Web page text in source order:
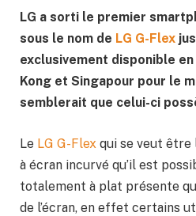
LG a sorti le premier
sous le nom de LG G-Flex
exclusivement disponible
Kong et Singapour pour le
semblerait que celui-ci
Le LG G-Flex qui se veut être
à écran incurvé qu’il est
totalement à plat présente
de l’écran, en effet certains